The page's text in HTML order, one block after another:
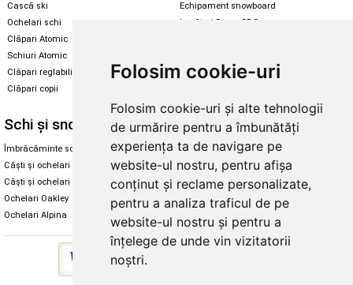
Folosim cookie-uri
Folosim cookie-uri și alte tehnologii
de urmărire pentru a îmbunătăți
experiența ta de navigare pe
website-ul nostru, pentru afișa
conținut și reclame personalizate,
pentru a analiza traficul de pe
website-ul nostru și pentru a
înțelege de unde vin vizitatorii
noștri.
Cască ski
Ochelari schi
Clăpari Atomic
Schiuri Atomic
Clăpari reglabili
Clăpari copii
Echipament snowboard
Legături Rome SDS
Santa Cruz
Schi și snowboard
Îmbrăcăminte schi și snowboard
Căști și ochelari de iarnă
Căști și ochelari Alpina
Ochelari Oakley
Ochelari Alpina
Diverse
Cum aleg rolele
Cum aleg ochelarii
Ochelari de soare Oakley
Ochelari de soare Alpina
Intretinere manusi